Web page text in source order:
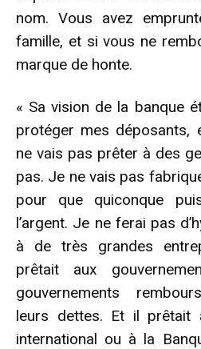
nom. Vous avez
famille, et si vous ne
marque de honte.
« Sa vision de la banque
protéger mes déposants,
ne vais pas prêter à des
pas. Je ne vais pas
pour que quiconque
l’argent. Je ne ferai pas
à de très grandes
prêtait aux
gouvernements
leurs dettes. Et il prêtait
international ou à la